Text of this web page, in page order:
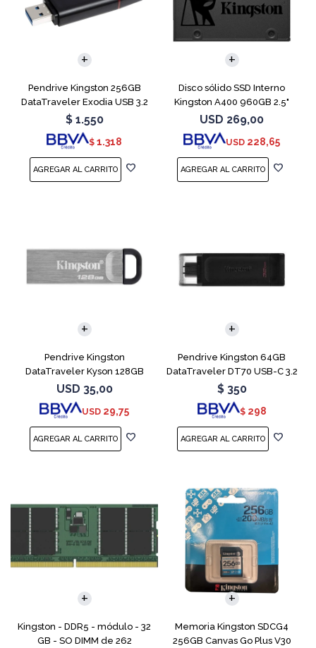
Pendrive Kingston 256GB
DataTraveler Exodia USB 3.2
$ 1.550
$ 1.318
Disco sólido SSD Interno
Kingston A400 960GB 2.5"
SATA 3
USD 269,00
USD 228,65
Pendrive Kingston
DataTraveler Kyson 128GB
USB 3.2
USD 35,00
USD 29,75
Pendrive Kingston 64GB
DataTraveler DT70 USB-C 3.2
$ 350
$ 298
Kingston - DDR5 - módulo - 32
GB - SO DIMM de 262
Memoria Kingston SDCG4
256GB Canvas Go Plus V30